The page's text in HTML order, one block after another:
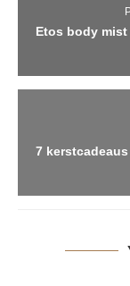
Etos body
7